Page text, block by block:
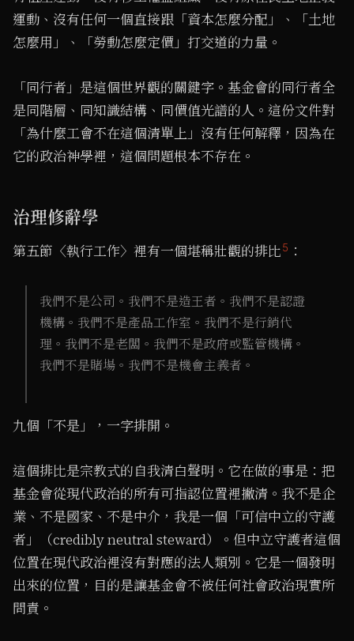
運動、沒有任何一個直接跟「資本怎麼分配」、「土地
怎麼用」、「勞動怎麼定價」打交道的力量。
「同行者」是這個世界觀的關鍵字。基金會的同行者全
是同階層、同知識結構、同價值光譜的人。這份文件對
「為什麼工會不在這個清單上」沒有任何解釋，因為在
它的政治神學裡，這個問題根本不存在。
治理修辭學
第五節〈執行工作〉裡有一個堪稱壯觀的排比5 ：
我們不是公司。我們不是造王者。我們不是認證
機構。我們不是產品工作室。我們不是行銷代
理。我們不是老闆。我們不是政府或監管機構。
我們不是賭場。我們不是機會主義者。
九個「不是」，一字排開。
這個排比是宗教式的自我清白聲明。它在做的事是：把
基金會從現代政治的所有可指認位置裡撇清。我不是企
業、不是國家、不是中介，我是一個「可信中立的守護
者」（credibly neutral steward）。但中立守護者這個
位置在現代政治裡沒有對應的法人類別。它是一個發明
出來的位置，目的是讓基金會不被任何社會政治現實所
問責。